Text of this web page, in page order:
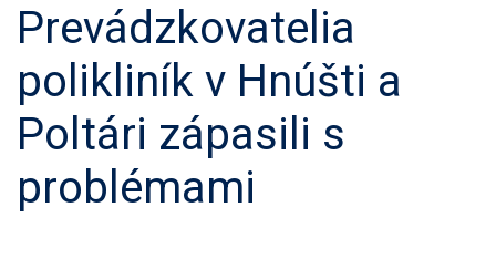
Prevádzkovatelia
polikliník v Hnúšti a
Poltári zápasili s
problémami